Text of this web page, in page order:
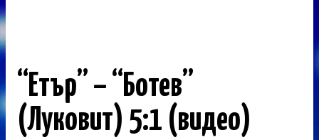
“Етър” – “Ботев”
(Луковит) 5:1 (видео)